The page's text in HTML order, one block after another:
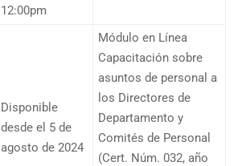
12:00pm
Disponible
desde el 5 de
agosto de 2024
Módulo en Línea
Capacitación sobre
asuntos de personal a
los Directores de
Departamento y
Comités de Personal
(Cert. Núm. 032, año